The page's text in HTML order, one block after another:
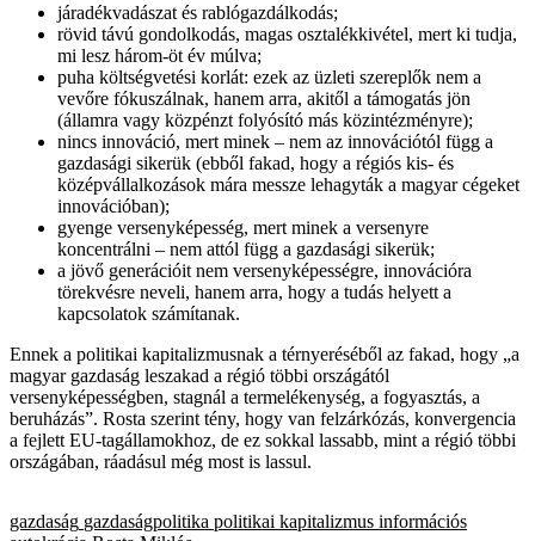
járadékvadászat és rablógazdálkodás;
rövid távú gondolkodás, magas osztalékkivétel, mert ki tudja,
mi lesz három-öt év múlva;
puha költségvetési korlát: ezek az üzleti szereplők nem a
vevőre fókuszálnak, hanem arra, akitől a támogatás jön
(államra vagy közpénzt folyósító más közintézményre);
nincs innováció, mert minek – nem az innovációtól függ a
gazdasági sikerük (ebből fakad, hogy a régiós kis- és
középvállalkozások mára messze lehagyták a magyar cégeket
innovációban);
gyenge versenyképesség, mert minek a versenyre
koncentrálni – nem attól függ a gazdasági sikerük;
a jövő generációit nem versenyképességre, innovációra
törekvésre neveli, hanem arra, hogy a tudás helyett a
kapcsolatok számítanak.
Ennek a politikai kapitalizmusnak a térnyeréséből az fakad, hogy „a
magyar gazdaság leszakad a régió többi országától
versenyképességben, stagnál a termelékenység, a fogyasztás, a
beruházás”. Rosta szerint tény, hogy van felzárkózás, konvergencia
a fejlett EU-tagállamokhoz, de ez sokkal lassabb, mint a régió többi
országában, ráadásul még most is lassul.
gazdaság gazdaságpolitika politikai kapitalizmus információs